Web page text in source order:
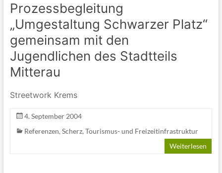
Prozessbegleitung
„Umgestaltung Schwarzer Platz“
gemeinsam mit den
Jugendlichen des Stadtteils
Mitterau
Streetwork Krems
4. September 2004
Referenzen, Scherz, Tourismus- und Freizeitinfrastruktur
Weiterlesen